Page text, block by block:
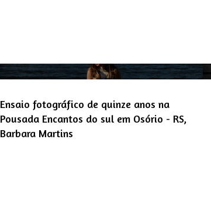
Ensaio fotográfico de quinze anos na
Pousada Encantos do sul em Osório - RS,
Barbara Martins